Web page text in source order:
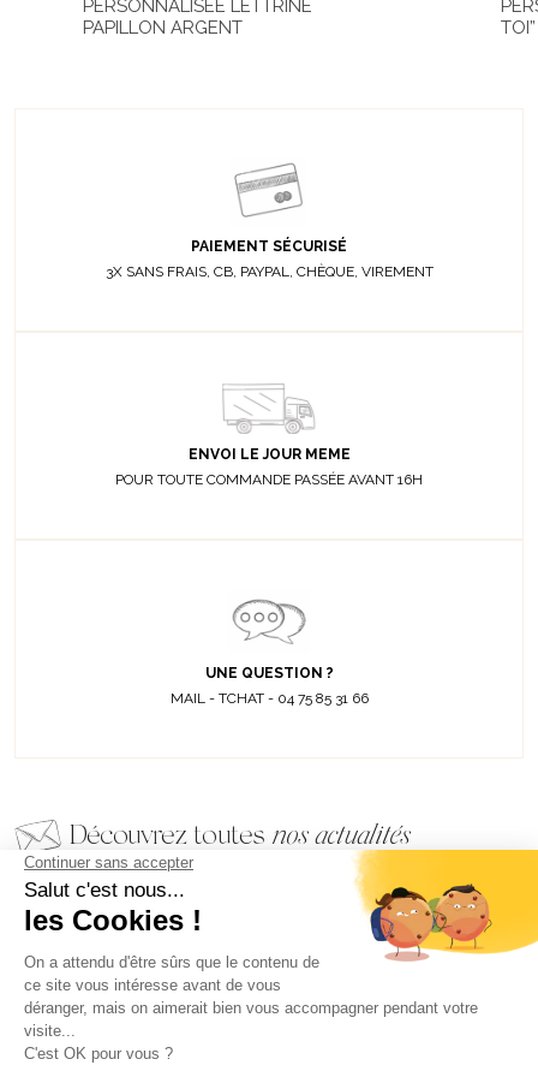
PERSONNALISÉE LETTRINE
PAPILLON ARGENT
PAIEMENT SÉCURISÉ
3X SANS FRAIS, CB, PAYPAL, CHÈQUE, VIREMENT
ENVOI LE JOUR MEME
POUR TOUTE COMMANDE PASSÉE AVANT 16H
UNE QUESTION ?
MAIL - TCHAT - 04 75 85 31 66
Découvrez toutes nos actualités
EMAIL
VALIDER